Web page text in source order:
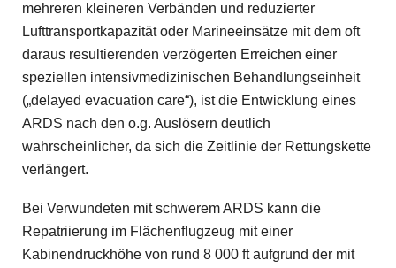
mehreren kleineren Verbänden und reduzierter
Lufttransportkapazität oder Marineeinsätze mit dem oft
daraus resultierenden verzögerten Erreichen einer
speziellen intensivmedizinischen Behandlungseinheit
(„delayed evacuation care“), ist die Entwicklung eines
ARDS nach den o.g. Auslösern deutlich
wahrscheinlicher, da sich die Zeitlinie der Rettungskette
verlängert.
Bei Verwundeten mit schwerem ARDS kann die
Repatriierung im Flächenflugzeug mit einer
Kabinendruckhöhe von rund 8 000 ft aufgrund der mit